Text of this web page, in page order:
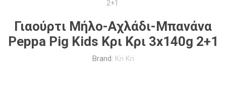
2+1
Γιαούρτι Μήλο-Αχλάδι-Μπανάνα
Peppa Pig Kids Κρι Κρι 3x140g 2+1
Brand: Kri Kri